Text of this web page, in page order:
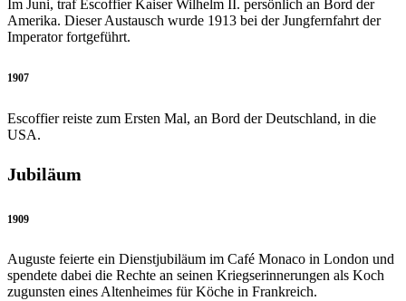
Im Juni, traf Escoffier Kaiser Wilhelm II. persönlich an Bord der
Amerika. Dieser Austausch wurde 1913 bei der Jungfernfahrt der
Imperator fortgeführt.
1907
Escoffier reiste zum Ersten Mal, an Bord der Deutschland, in die
USA.
Jubiläum
1909
Auguste feierte ein Dienstjubiläum im Café Monaco in London und
spendete dabei die Rechte an seinen Kriegserinnerungen als Koch
zugunsten eines Altenheimes für Köche in Frankreich.